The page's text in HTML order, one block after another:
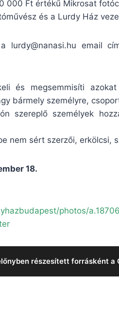
000 Ft értékű Mikrosat
és a Lurdy Ház
lurdy@nanasi.hu email
és megsemmisíti
bármely személyre,
szereplő személyek
nem sért szerzői, erkölcsi,
18.
photos/
részesített forrásként a